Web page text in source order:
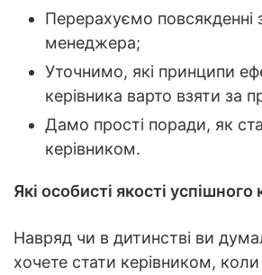
Перерахуємо повсякденні
менеджера;
Уточнимо, які принципи
керівника варто взяти за
Дамо прості поради, як
керівником.
Які особисті якості успішного
Навряд чи в дитинстві ви
хочете стати керівником,